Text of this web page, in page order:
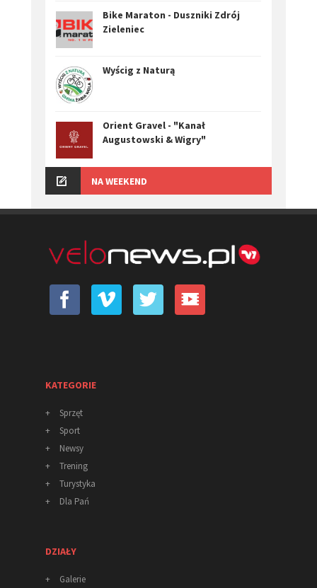
Bike Maraton - Duszniki Zdrój
Zieleniec
Wyścig z Naturą
Orient Gravel - "Kanał
Augustowski & Wigry"
NA WEEKEND
KATEGORIE
+
Sprzęt
+
Sport
+
Newsy
+
Trening
+
Turystyka
+
Dla Pań
DZIAŁY
+ Galerie